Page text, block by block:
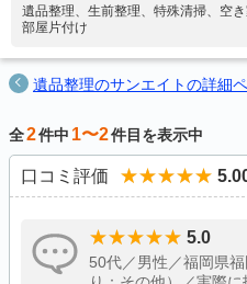
遺品整理
生前整理 特殊清掃 空
部屋片付け
遺品整理のサンエイトの詳細
全2件中 1〜2件目を表示中
口コミ評価
5.0
50代／男性／福岡県